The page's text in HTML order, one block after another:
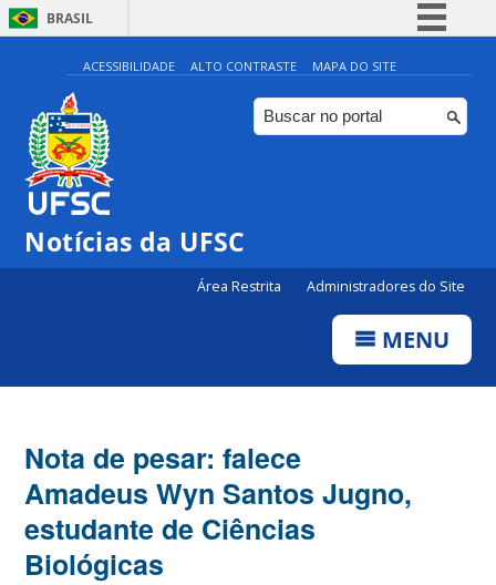
BRASIL
Simplifique!
Comunica BR
Participe
ACESSIBILIDADE ALTO CONTRASTE MAPA DO SITE
Notícias da UFSC
Área Restrita Administradores do Site
MENU
Nota de pesar: falece
Amadeus Wyn Santos Jugno,
estudante de Ciências
Biológicas